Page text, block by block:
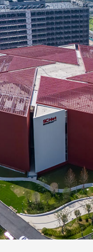
快看 蓝海中国 新兵请入
2026年世界杯 2026年冬奥
频道 生活体育大会
生态环境 一带一路
大国保险 云顶对话 云
片库